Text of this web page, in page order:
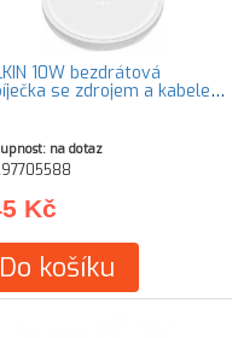
10W bezdrátová
se zdrojem a kabelem,
na dotaz
Kč
Do košíku